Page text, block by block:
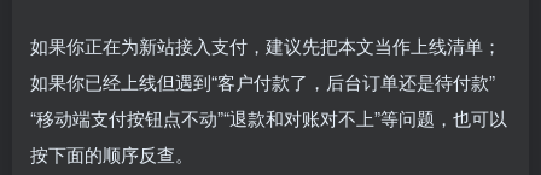
如果你正在为新站接入支付，建议先把本文当作上线清单；
如果你已经上线但遇到“客户付款了，后台订单还是待付款”
“移动端支付按钮点不动”“退款和对账对不上”等问题，也可以
按下面的顺序反查。